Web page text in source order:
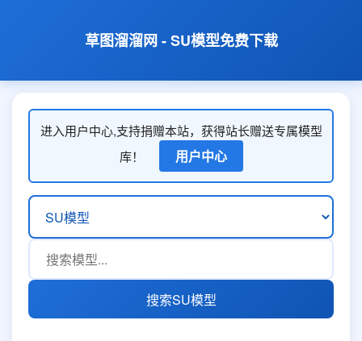
草图溜溜网 - SU模型免费下载
进入用户中心,支持捐赠本站，获得站长赠送专属模型
库！
用户中心
搜索SU模型